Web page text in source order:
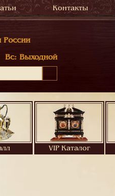
Контакты
России
Вс: Выходной
VIP Каталог